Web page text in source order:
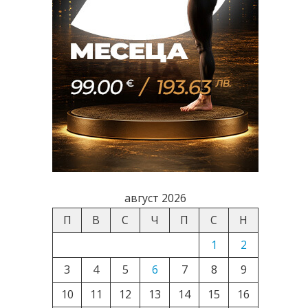
август 2026
П
В С Ч П С
Н
1
2
3
4 5 6 7 8
9
10
11 12 13 14 15 16